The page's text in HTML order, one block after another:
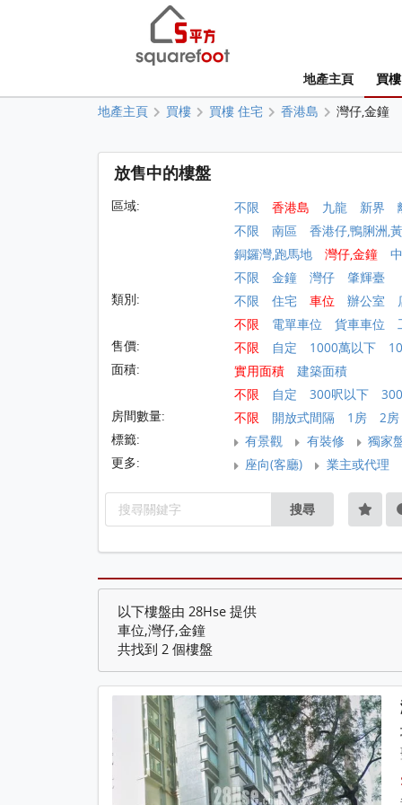
地產主頁 買樓
地產主頁 買樓 買樓 住宅 香港島 灣仔,金鐘
放售中的樓盤
區域: 不限 香港島 九龍 新界
不限
南區
香港仔,鴨脷洲,
銅鑼灣,跑馬地
灣仔,金鐘
不限
金鐘 灣仔
肇輝臺
類別:
不限 住宅 車位 辦公室
不限
電單車位 貨車車位
售價:
不限 自定 1000萬以下
面積:
實用面積
建築面積
不限
自定 300呎以下
房間數量:
不限 開放式間隔 1房
2房
標籤:
有景觀 有裝修
獨家
更多:
座向(客廳) 業主或代理
搜尋
以下樓盤由 28Hse 提供
車位,灣仔,金鐘
共找到 2 個樓盤